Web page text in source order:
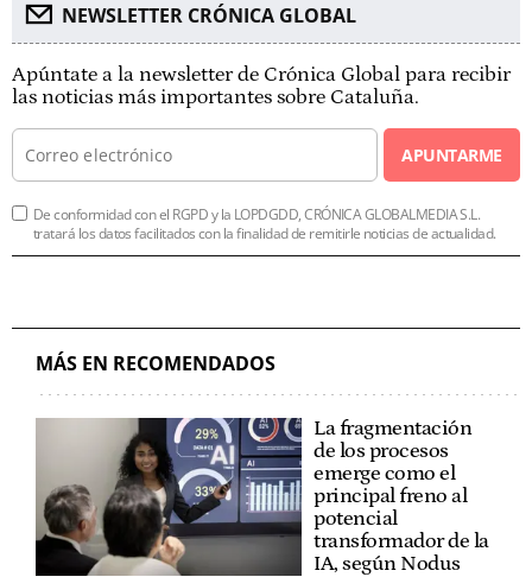
NEWSLETTER CRÓNICA GLOBAL
Apúntate a la newsletter de Crónica Global para recibir
las noticias más importantes sobre Cataluña.
APUNTARME
De conformidad con el RGPD y la LOPDGDD, CRÓNICA GLOBALMEDIA S.L.
tratará los datos facilitados con la finalidad de remitirle noticias de actualidad.
MÁS EN RECOMENDADOS
La fragmentación
de los procesos
emerge como el
principal freno al
potencial
transformador de la
IA, según Nodus